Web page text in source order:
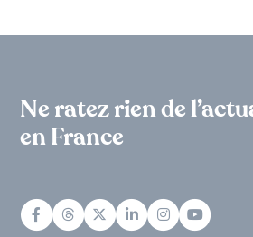
Ne ratez rien de
en France